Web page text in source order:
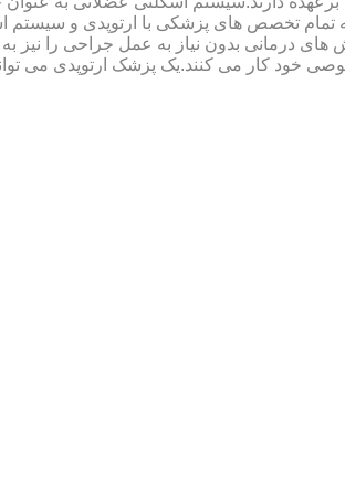
تخصص های پزشکی با ارتوپدی و سیستم
بدون نیاز به عمل جراحی را نیز به
خود کار می کنند.یک پزشک ارتوپدی می